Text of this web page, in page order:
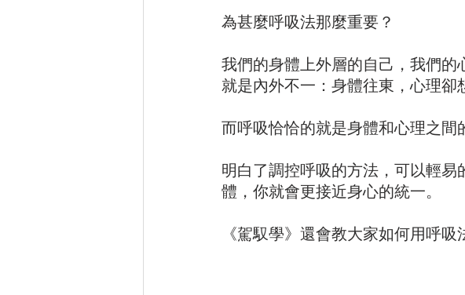
為甚麼呼吸法那麼重要？
我們的身體上外層的自己，我們的
就是內外不一：身體往東，心理卻
而呼吸恰恰的就是身體和心理之間
明白了調控呼吸的方法，可以輕
體，你就會更接近身心的統一。
《駕馭學》還會教大家如何用呼吸